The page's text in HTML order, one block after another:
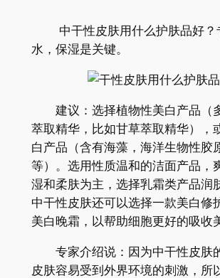
中干性皮肤用什么护肤品好？
水，保湿是关键。
建议：选择植物性美白产品（
萃取精华，比如甘草萃取精华），
白产品（含有海藻，海洋生物性胶
等）。选用性质温和的洁面产品，
湿和柔肤为主，选择乳霜类产品润
中干性皮肤还可以选择一款美白修
美白晚霜，以帮助细胞更好的吸收
专家介绍说：因为中干性皮肤
皮肤容易受到外界环境的刺激，所